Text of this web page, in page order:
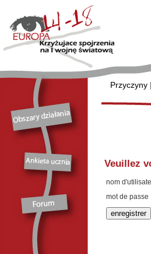
Przyczyny|
Veuillez
nom
mot de passe